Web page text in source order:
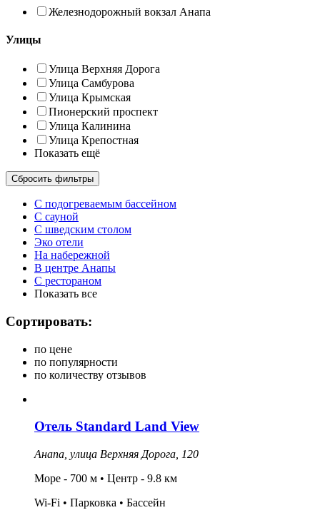
Железнодорожный вокзал Анапа
Улицы
Улица Верхняя Дорога
Улица Самбурова
Улица Крымская
Пионерский проспект
Улица Калинина
Улица Крепостная
Показать ещё
Сбросить фильтры
С подогреваемым бассейном
С сауной
С шведским столом
Эко отели
На набережной
В центре Анапы
С рестораном
Показать все
Сортировать:
по цене
по популярности
по количеству отзывов
Отель Standard Land View
Анапа, улица Верхняя Дорога, 120
Море - 700 м • Центр - 9.8 км
Wi-Fi • Парковка • Бассейн